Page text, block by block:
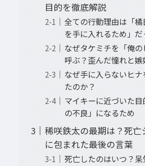
目的を徹底解説
全ての行動理由は「橘
を手に入れるため」だ
なぜタケミチを「俺
呼ぶ？歪んだ憧れと嫉
なぜ手に入らないヒ
たのか？
マイキーに近づいた
の不良」になるため
稀咲鉄太の最期は？死亡
に包まれた最後の言葉
死亡したのはいつ？